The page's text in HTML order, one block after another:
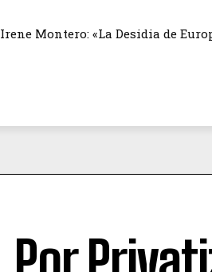
Irene Montero: «La Desidia de
Por